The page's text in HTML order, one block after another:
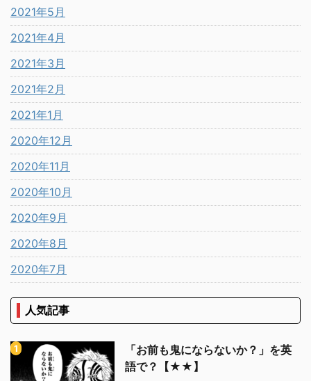
2021年5月
2021年4月
2021年3月
2021年2月
2021年1月
2020年12月
2020年11月
2020年10月
2020年9月
2020年8月
2020年7月
人気記事
「お前も鬼にならないか？」を英
語で？【★★】